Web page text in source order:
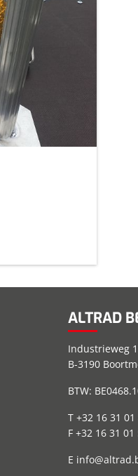
ALTRAD
Industrieweg
B-3190
BTW:
T +32 16 31 01
F +32 16 31 01
E